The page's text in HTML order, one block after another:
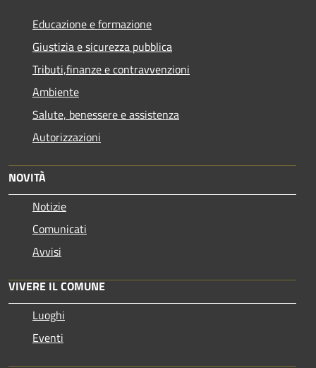
Educazione e formazione
Giustizia e sicurezza pubblica
Tributi,finanze e contravvenzioni
Ambiente
Salute, benessere e assistenza
Autorizzazioni
NOVITÀ
Notizie
Comunicati
Avvisi
VIVERE IL COMUNE
Luoghi
Eventi